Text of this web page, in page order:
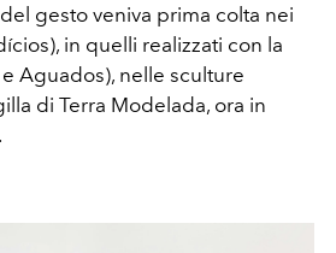
gesto veniva prima colta nei
in quelli realizzati con la
Aguados), nelle sculture
di Terra Modelada, ora in